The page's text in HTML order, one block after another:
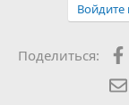
Войдите
Поделиться: